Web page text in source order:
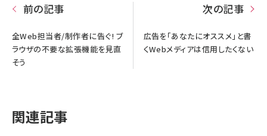
前の記事
全Web担当者/制作者に告ぐ! ブ
ラウザの不要な拡張機能を見直
そう
次の記事
広告を「あなたにオススメ」と書
くWebメディアは信用したくない
関連記事